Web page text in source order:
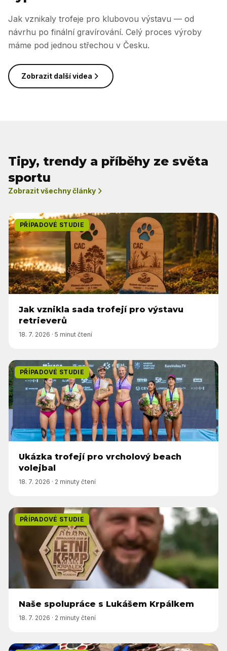
Jak vznikaly trofeje pro klubovou výstavu — od
návrhu po finální gravírování. Celý proces výroby
máme pod jednou střechou v Česku.
Zobrazit další videa
Tipy, trendy a příběhy ze světa
sportu
Zobrazit všechny články
PŘÍPADOVÉ STUDIE
Jak vznikla sada trofejí pro výstavu
retrieverů
18. 7. 2026 · 5 minut čtení
PŘÍPADOVÉ STUDIE
Ukázka trofejí pro vrcholový beach
volejbal
18. 7. 2026 · 2 minuty čtení
PŘÍPADOVÉ STUDIE
Naše spolupráce s Lukášem Krpálkem
18. 7. 2026 · 2 minuty čtení